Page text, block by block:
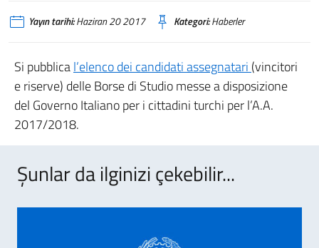
Yayın tarihi:Haziran 20 2017 Kategori:Haberler
Si pubblical’elenco dei candidati assegnatari (vincitori
e riserve) delle Borse di Studio messe a disposizione
del Governo Italiano per i cittadini turchi per l’A.A.
2017/2018.
Şunlar da ilginizi çekebilir...